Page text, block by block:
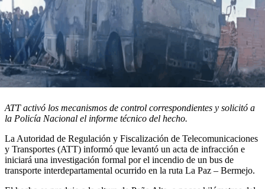
ATT activó los mecanismos de control correspondientes y solicitó a
la Policía Nacional el informe técnico del hecho.
La Autoridad de Regulación y Fiscalización de Telecomunicaciones
y Transportes (ATT) informó que levantó un acta de infracción e
iniciará una investigación formal por el incendio de un bus de
transporte interdepartamental ocurrido en la ruta La Paz – Bermejo.